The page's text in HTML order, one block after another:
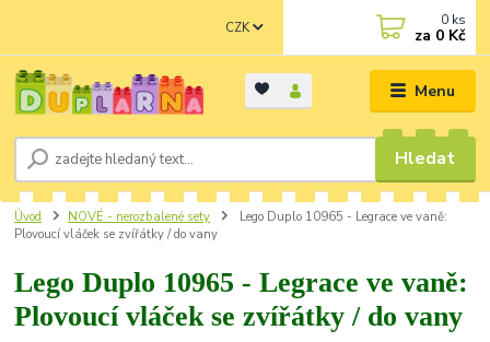
Menu
CZK
Hledat
0 ks
za 0 Kč
Úvod NOVÉ - nerozbalené sety
Lego Duplo 10965 - Legrace ve vaně:
Plovoucí vláček se zvířátky / do vany
Lego Duplo 10965 - Legrace ve vaně:
Plovoucí vláček se zvířátky / do vany